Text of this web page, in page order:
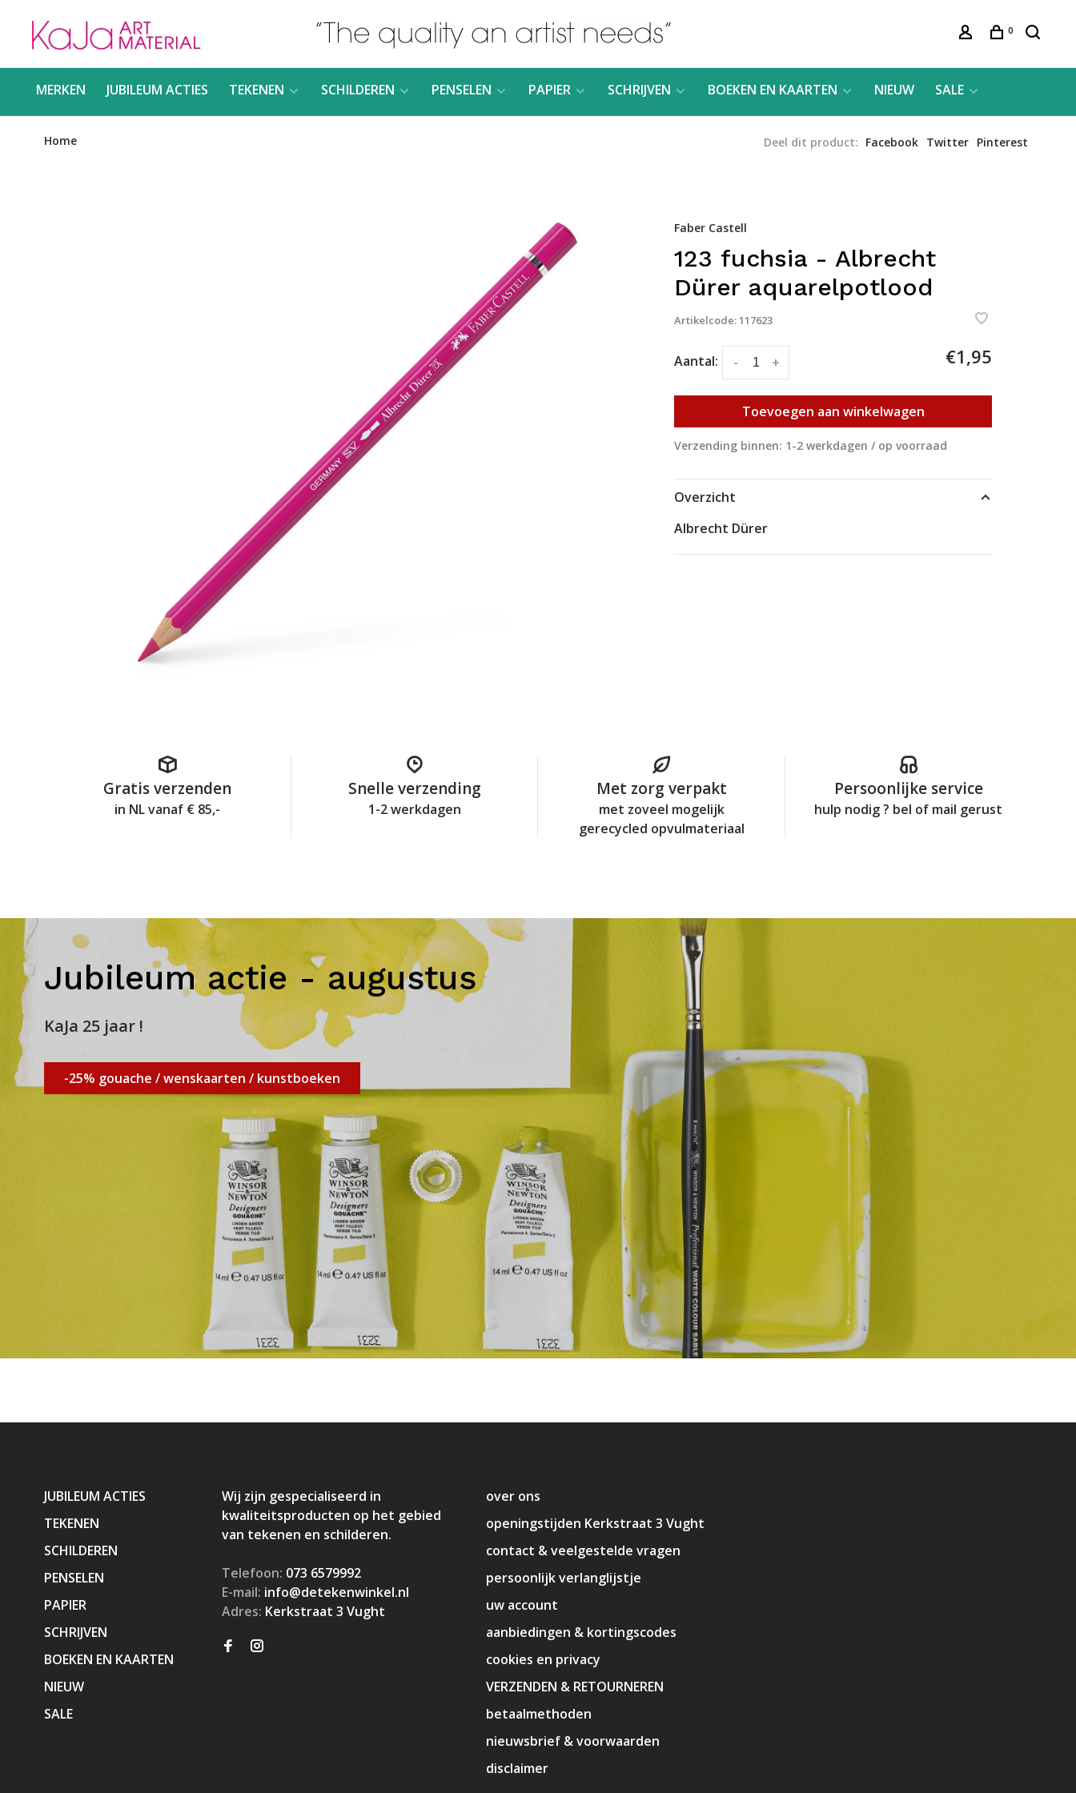
0
MERKEN JUBILEUM ACTIES TEKENEN SCHILDEREN PENSELEN PAPIER SCHRIJVEN BOEKEN EN KAARTEN NIEUW SALE
Home Deel dit product: Facebook Twitter Pinterest
Faber Castell
123 fuchsia - Albrecht
Dürer aquarelpotlood
Artikelcode:117623
Aantal: +
- €1,95
Toevoegen aan winkelwagen
Verzending binnen: 1-2 werkdagen / op voorraad
Overzicht
Albrecht Dürer
Gratis verzenden
in NL vanaf € 85,-
Snelle verzending
1-2 werkdagen
Met zorg verpakt
met zoveel mogelijk
gerecycled opvulmateriaal
Persoonlijke service
hulp nodig ? bel of mail gerust
Jubileum actie - augustus
KaJa 25 jaar !
-25% gouache / wenskaarten / kunstboeken
JUBILEUM ACTIES
TEKENEN
SCHILDEREN
PENSELEN
PAPIER
SCHRIJVEN
BOEKEN EN KAARTEN
NIEUW
SALE
Wij zijn gespecialiseerd in
kwaliteitsproducten op het gebied
van tekenen en schilderen.
Telefoon: 073 6579992
E-mail: info@detekenwinkel.nl
Adres: Kerkstraat 3 Vught
over ons
openingstijden Kerkstraat 3 Vught
contact & veelgestelde vragen
persoonlijk verlanglijstje
uw account
aanbiedingen & kortingscodes
cookies en privacy
VERZENDEN & RETOURNEREN
betaalmethoden
nieuwsbrief & voorwaarden
disclaimer